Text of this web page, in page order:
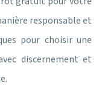
responsable et
pour choisir une
discernement et